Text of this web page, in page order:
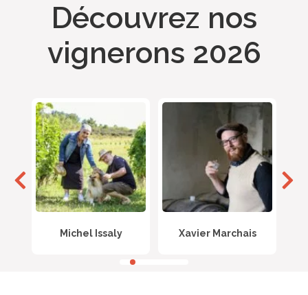
Découvrez nos
vignerons 2026
Richoux Valentin Céline Laforest